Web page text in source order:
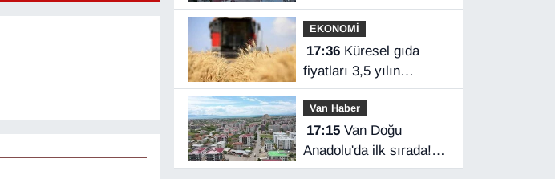
planlamasında
EKONOMİ
17:36Küresel gıda
fiyatları 3,5 yılın
zirvesinde
Van Haber
17:15Van Doğu
Anadolu'da ilk sırada!
Bakanlık verileri